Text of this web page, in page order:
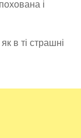
і
в ті страшні